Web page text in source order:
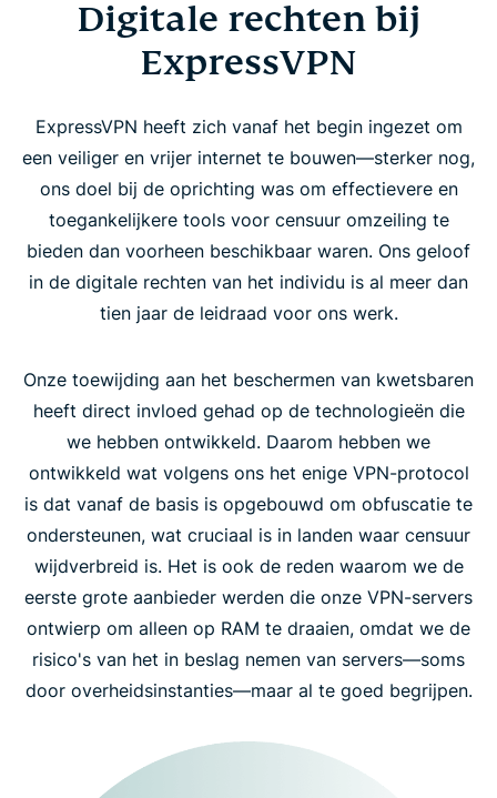
Digitale rechten bij ExpressVPN
Leiderschap in de sector en initiatieven op het
Ondersteuning voor activisten en journalisten
Middelen
Laatste nieuws over rechten
Abonneren voor updates over digitale rechten
Digitale rechten bij
ExpressVPN
ExpressVPN heeft zich vanaf het begin ingezet om
een veiliger en vrijer internet te bouwen—sterker nog,
ons doel bij de oprichting was om effectievere en
toegankelijkere tools voor censuur omzeiling te
bieden dan voorheen beschikbaar waren. Ons geloof
in de digitale rechten van het individu is al meer dan
tien jaar de leidraad voor ons werk.
Onze toewijding aan het beschermen van kwetsbaren
heeft direct invloed gehad op de technologieën die
we hebben ontwikkeld. Daarom hebben we
ontwikkeld wat volgens ons het enige VPN-protocol
is dat vanaf de basis is opgebouwd om obfuscatie te
ondersteunen, wat cruciaal is in landen waar censuur
wijdverbreid is. Het is ook de reden waarom we de
eerste grote aanbieder werden die onze VPN-servers
ontwierp om alleen op RAM te draaien, omdat we de
risico's van het in beslag nemen van servers—soms
door overheidsinstanties—maar al te goed begrijpen.